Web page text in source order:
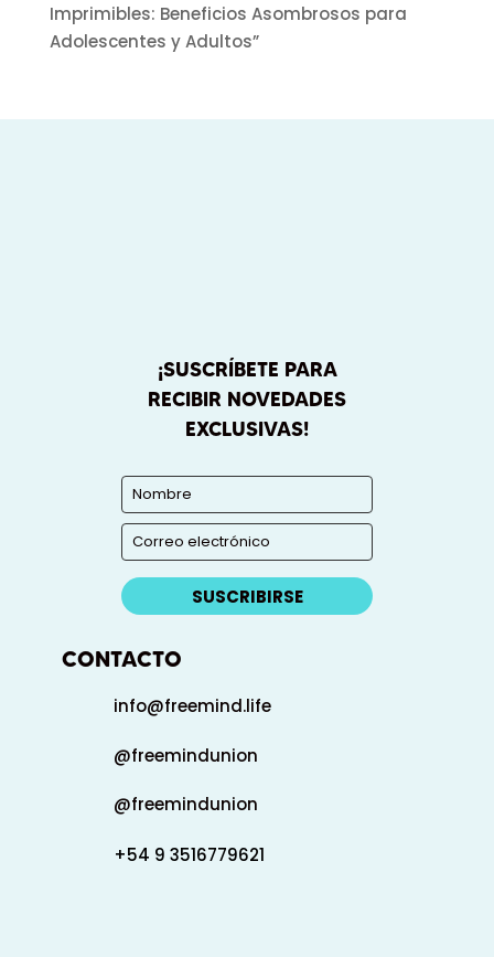
Imprimibles: Beneficios Asombrosos para
Adolescentes y Adultos”
¡SUSCRÍBETE PARA
RECIBIR NOVEDADES
EXCLUSIVAS!
SUSCRIBIRSE
CONTACTO
info@freemind.life
@freemindunion
@freemindunion
+54 9 3516779621